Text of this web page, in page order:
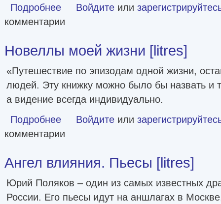
Подробнее о Хичкок: Альфред & Альма. 53 Фильма и 53 года любви
Войдите или
комментарии
Новеллы моей жизни [litres]
«Путешествие по эпизодам одной жизни,
людей. Эту книжку можно было бы назвать и
а видение всегда индивидуально.
Подробнее о Новеллы моей жизни [litres]
Войдите или
комментарии
Ангел влияния. Пьесы [litres]
Юрий Поляков – один из самых известных
России. Его пьесы идут на аншлагах в